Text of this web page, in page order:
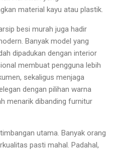
material kayu atau plastik.
besi murah juga hadir
Banyak model yang
dipadukan dengan interior
membuat pengguna lebih
sekaligus menjaga
dengan pilihan warna
menarik dibanding furnitur
utama. Banyak orang
pasti mahal. Padahal,